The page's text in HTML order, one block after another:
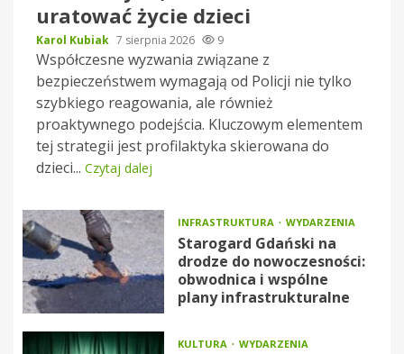
uratować życie dzieci
Karol Kubiak 7 sierpnia 2026 9
Współczesne wyzwania związane z
bezpieczeństwem wymagają od Policji nie tylko
szybkiego reagowania, ale również
proaktywnego podejścia. Kluczowym elementem
tej strategii jest profilaktyka skierowana do
dzieci... Czytaj dalej
INFRASTRUKTURA WYDARZENIA
Starogard Gdański na
drodze do nowoczesności:
obwodnica i wspólne
plany infrastrukturalne
KULTURA WYDARZENIA